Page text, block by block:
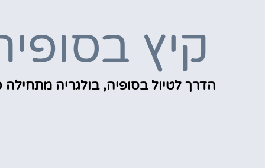
קיץ
הדרך לטיול בסופיה, בולגריה מתחילה